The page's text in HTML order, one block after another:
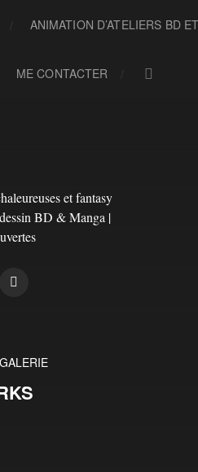
ANIMATION D’ATELIERS BD
ME CONTACTER
et fantasy
BD & Manga |